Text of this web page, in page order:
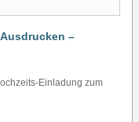
–
Einladung zum